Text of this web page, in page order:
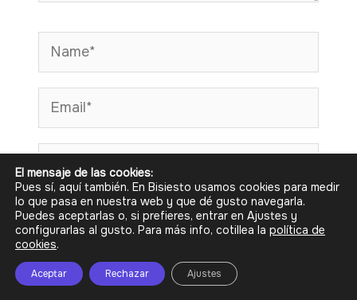
Name*
Email*
Web
Guarda mi nombre, correo electrónico
y web en este navegador para la próxima
vez que comente.
El mensaje de las cookies:
Pues sí, aquí también. En Bisiesto usamos cookies para medir
lo que pasa en nuestra web y que dé gusto navegarla.
Puedes aceptarlas o, si prefieres, entrar en Ajustes y
configurarlas al gusto. Para más info, cotillea la política de
cookies.
Aceptar Rechazar Ajustes